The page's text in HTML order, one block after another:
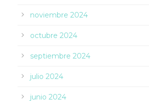
noviembre 2024
octubre 2024
septiembre 2024
julio 2024
junio 2024